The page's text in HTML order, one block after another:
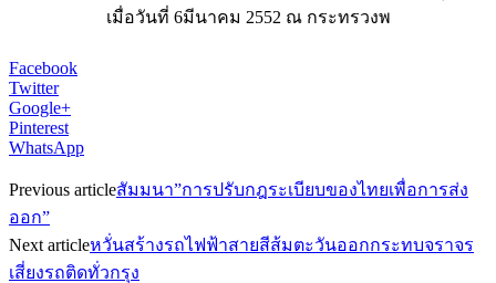
เมื่อวันที่ 6มีนาคม 2552 ณ กระทรวงพ
Facebook
Twitter
Google+
Pinterest
WhatsApp
Previous articleสัมมนา”การปรับกฎระเบียบของไทยเพื่อการส่ง
ออก”
Next articleหวั่นสร้างรถไฟฟ้าสายสีส้มตะวันออกกระทบจราจร
เสี่ยงรถติดทั่วกรุง